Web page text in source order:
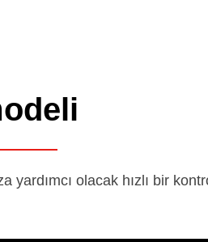
yardımcı olacak hızlı bir